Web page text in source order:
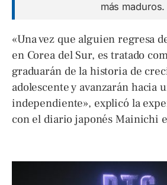
más maduros.
«Una vez que alguien regresa
en Corea del Sur, es tratado
graduarán de la historia de
adolescente y avanzarán hacia
independiente», explicó la
con el diario japonés Mainichi